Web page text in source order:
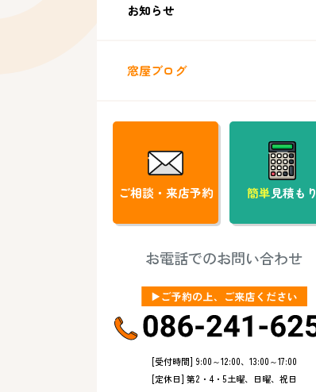
お知らせ
窓屋ブログ
ご相談・来店予約 簡単見積もり
お電話でのお問い合わせ
[受付時間] 9:00～12:00、13:00～17:00
[定休日] 第2・4・5土曜、日曜、祝日